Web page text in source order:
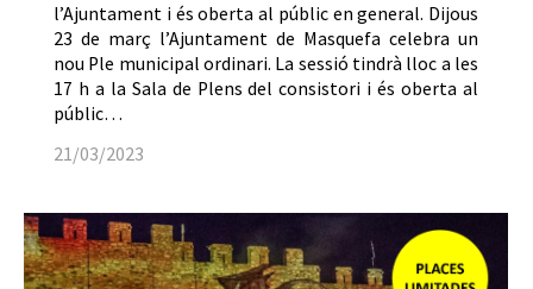
l’Ajuntament i és oberta al públic en general. Dijous
23 de març l’Ajuntament de Masquefa celebra un
nou Ple municipal ordinari. La sessió tindrà lloc a les
17 h a la Sala de Plens del consistori i és oberta al
públic…
21/03/2023